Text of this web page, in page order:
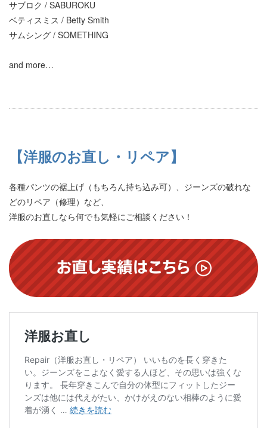
サブロク / SABUROKU
ベティスミス / Betty Smith
サムシング / SOMETHING
and more…
【洋服のお直し・リペア】
各種パンツの裾上げ（もちろん持ち込み可）、ジーンズの破れな
どのリペア（修理）など、
洋服のお直しなら何でも気軽にご相談ください！